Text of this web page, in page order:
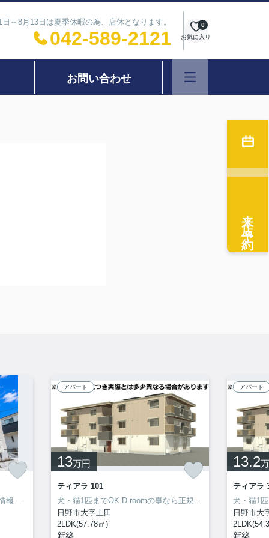
8月13日は夏季休暇の為、店休となります。
042-589-2121 お気に入り
0
お問い合わせ
管理会社の特徴や地元ならではの情報も当社ならお伝え出来ます！
アパート
13万円
ティアラ 101
犬・猫1匹までOK D-roomの事なら正規代理店の当社に！ご来店・お問い合わせをお待ちしてます♪♪
日野市大字上田
2LDK(57.78㎡)
新築
アパート
13.2
ティアラ
日野市大
新築
来店予約